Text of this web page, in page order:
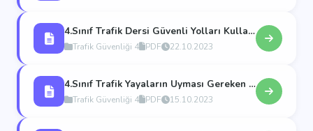
4.Sınıf Trafik Dersi Güvenli Yolları Kullanalım
Trafik Güvenliği 4 PDF 22.10.2023
4.Sınıf Trafik Yayaların Uyması Gereken Kurallar
Trafik Güvenliği 4 PDF 15.10.2023